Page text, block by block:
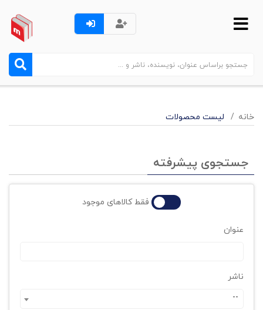
خانه لیست محصولات
جستجوی پیشرفته
فقط کالاهای موجود
عنوان
ناشر
--